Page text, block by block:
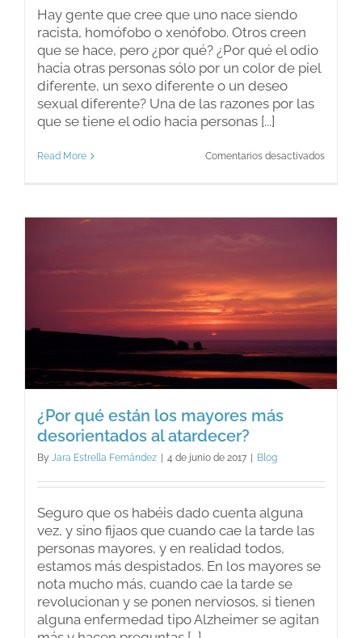
Hay gente que cree que uno nace siendo
racista, homófobo o xenófobo. Otros creen
que se hace, pero ¿por qué? ¿Por qué el odio
hacia otras personas sólo por un color de piel
diferente, un sexo diferente o un deseo
sexual diferente? Una de las razones por las
que se tiene el odio hacia personas [...]
Read More Comentarios desactivadosen
racista,
¿Por qué están los mayores más
desorientados al atardecer?
By Jara Estrella Fernández | 4 de junio de 2017 | Blog
Seguro que os habéis dado cuenta alguna
vez, y sino fijaos que cuando cae la tarde las
personas mayores, y en realidad todos,
estamos más despistados. En los mayores se
nota mucho más, cuando cae la tarde se
revolucionan y se ponen nerviosos, si tienen
alguna enfermedad tipo Alzheimer se agitan